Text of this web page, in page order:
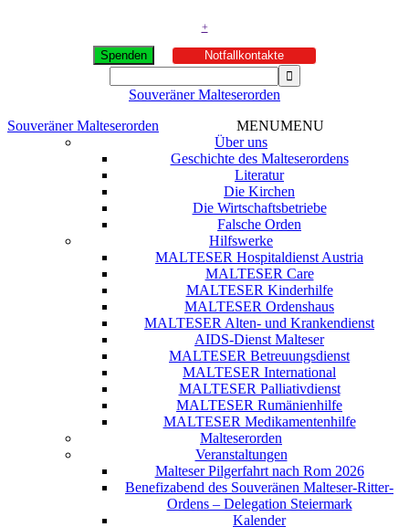
+
Spenden Notfallkontakte
Souveräner Malteserorden
Souveräner Malteserorden
MENUMENU
Über uns
Geschichte des Malteserordens
Literatur
Die Kirchen
Die Wirtschaftsbetriebe
Falsche Orden
Hilfswerke
MALTESER Hospitaldienst Austria
MALTESER Care
MALTESER Kinderhilfe
MALTESER Ordenshaus
MALTESER Alten- und Krankendienst
AIDS-Dienst Malteser
MALTESER Betreuungsdienst
MALTESER International
MALTESER Palliativdienst
MALTESER Rumänienhilfe
MALTESER Medikamentenhilfe
Malteserorden
Veranstaltungen
Malteser Pilgerfahrt nach Rom 2026
Benefizabend des Souveränen Malteser-Ritter-
Ordens – Delegation Steiermark
Kalender